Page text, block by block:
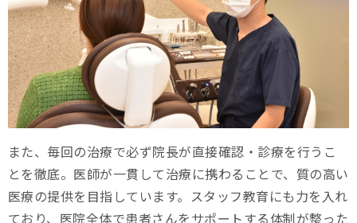
また、毎回の治療で必ず院長が直接確認・診療を行うこ
とを徹底。医師が一貫して治療に携わることで、質の高い
医療の提供を目指しています。スタッフ教育にも力を入れ
ており、医院全体で患者さんをサポートする体制が整った